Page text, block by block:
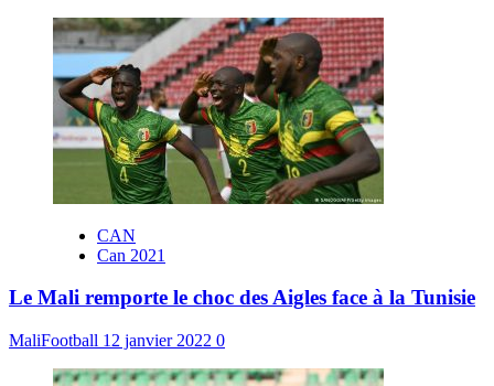
CAN
Can 2021
Le Mali remporte le choc des Aigles face à la Tunisie
MaliFootball 12 janvier 2022 0